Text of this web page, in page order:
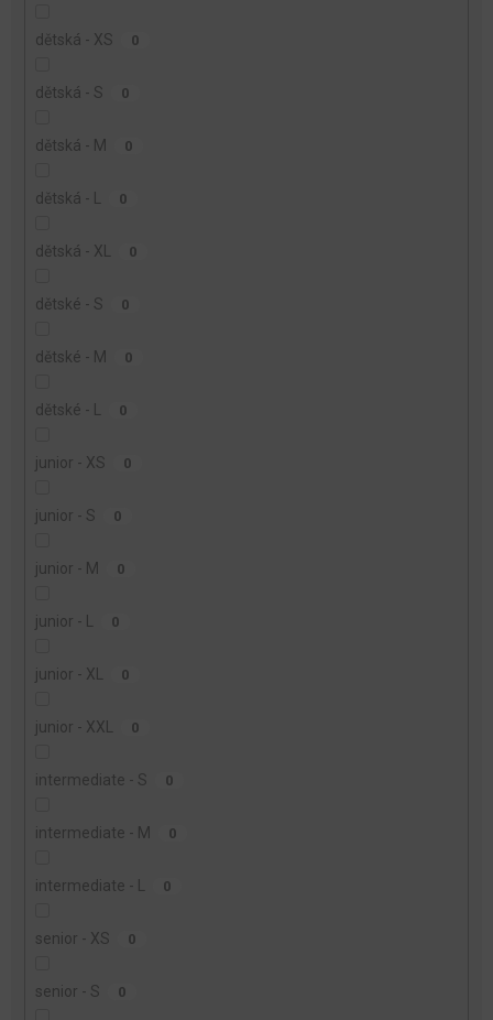
dětská - XS 0
dětská - S 0
dětská - M 0
dětská - L 0
dětská - XL 0
dětské - S 0
dětské - M 0
dětské - L 0
junior - XS 0
junior - S 0
junior - M 0
junior - L 0
junior - XL 0
junior - XXL 0
intermediate - S 0
intermediate - M 0
intermediate - L 0
senior - XS 0
senior - S 0